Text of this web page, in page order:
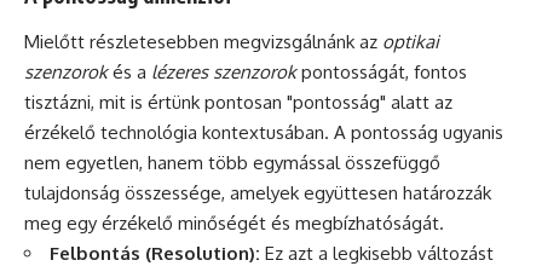
Mielőtt részletesebben megvizsgálnánk az optikai
szenzorokés a lézeres szenzorokpontosságát, fontos
tisztázni, mit is értünk pontosan "pontosság" alatt az
érzékelő technológia kontextusában. A pontosság ugyanis
nem egyetlen, hanem több egymással összefüggő
tulajdonság összessége, amelyek együttesen határozzák
meg egy érzékelő minőségét és megbízhatóságát.
Felbontás (Resolution): Ez azt a legkisebb változást